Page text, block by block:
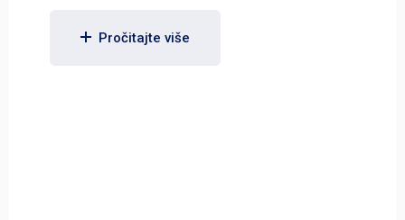
Pročitajte više